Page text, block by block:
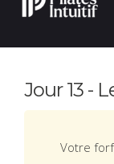
Jour 13 -
Votre